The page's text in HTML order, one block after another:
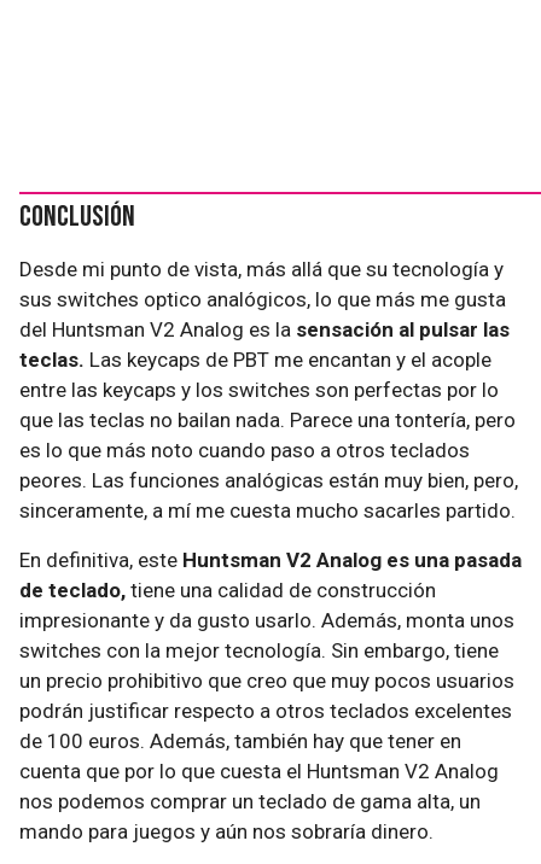
Conclusión
Desde mi punto de vista, más allá que su tecnología y
sus switches optico analógicos, lo que más me gusta
del Huntsman V2 Analog es la sensación al pulsar las
teclas. Las keycaps de PBT me encantan y el acople
entre las keycaps y los switches son perfectas por lo
que las teclas no bailan nada. Parece una tontería, pero
es lo que más noto cuando paso a otros teclados
peores. Las funciones analógicas están muy bien, pero,
sinceramente, a mí me cuesta mucho sacarles partido.
En definitiva, este Huntsman V2 Analog es una pasada
de teclado, tiene una calidad de construcción
impresionante y da gusto usarlo. Además, monta unos
switches con la mejor tecnología. Sin embargo, tiene
un precio prohibitivo que creo que muy pocos usuarios
podrán justificar respecto a otros teclados excelentes
de 100 euros. Además, también hay que tener en
cuenta que por lo que cuesta el Huntsman V2 Analog
nos podemos comprar un teclado de gama alta, un
mando para juegos y aún nos sobraría dinero.